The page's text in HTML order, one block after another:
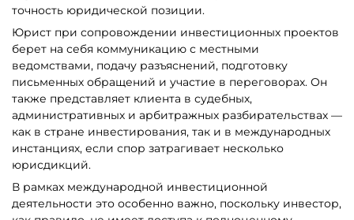
точность юридической позиции.
Юрист при сопровождении инвестиционных проектов
берет на себя коммуникацию с местными
ведомствами, подачу разъяснений, подготовку
письменных обращений и участие в переговорах. Он
также представляет клиента в судебных,
административных и арбитражных разбирательствах —
как в стране инвестирования, так и в международных
инстанциях, если спор затрагивает несколько
юрисдикций.
В рамках международной инвестиционной
деятельности это особенно важно, поскольку инвестор,